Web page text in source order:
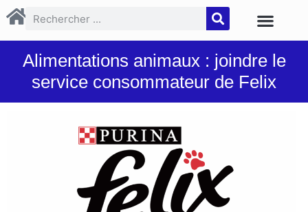
Alimentations animaux : joindre le
service consommateur de Felix